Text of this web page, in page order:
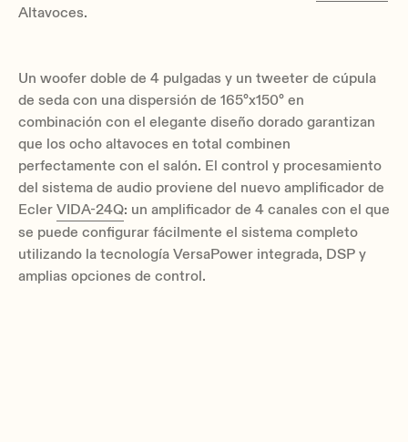
Altavoces.
Un woofer doble de 4 pulgadas y un tweeter de cúpula
de seda con una dispersión de 165°x150° en
combinación con el elegante diseño dorado garantizan
que los ocho altavoces en total combinen
perfectamente con el salón. El control y procesamiento
del sistema de audio proviene del nuevo amplificador de
Ecler VIDA-24Q: un amplificador de 4 canales con el que
se puede configurar fácilmente el sistema completo
utilizando la tecnología VersaPower integrada, DSP y
amplias opciones de control.